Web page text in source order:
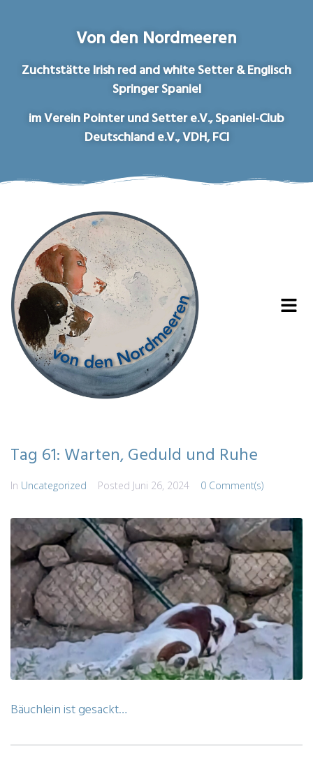
Von den Nordmeeren
Zuchtstätte Irish red and white Setter & Englisch
Springer Spaniel
im Verein Pointer und Setter e.V., Spaniel-Club
Deutschland e.V., VDH, FCI
Tag 61: Warten, Geduld und Ruhe
In Uncategorized Posted Juni 26, 2024 0 Comment(s)
Bäuchlein ist gesackt…